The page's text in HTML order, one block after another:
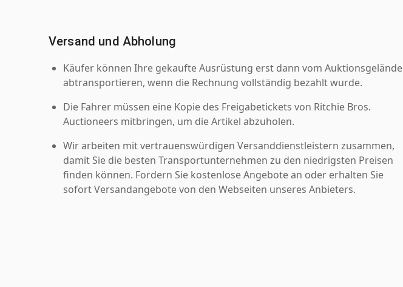
Versand und Abholung
Käufer können Ihre gekaufte Ausrüstung erst dann vom Auktionsgelände
abtransportieren, wenn die Rechnung vollständig bezahlt wurde.
Die Fahrer müssen eine Kopie des Freigabetickets von Ritchie Bros.
Auctioneers mitbringen, um die Artikel abzuholen.
Wir arbeiten mit vertrauenswürdigen Versanddienstleistern zusammen,
damit Sie die besten Transportunternehmen zu den niedrigsten Preisen
finden können. Fordern Sie kostenlose Angebote an oder erhalten Sie
sofort Versandangebote von den Webseiten unseres Anbieters.